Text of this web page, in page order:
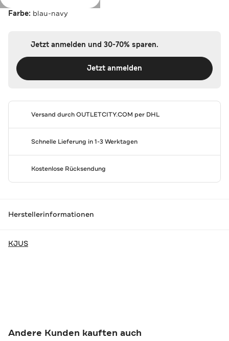
Farbe: blau-navy
Jetzt anmelden und 30-70% sparen.
Jetzt anmelden
Versand durchOUTLETCITY.COM per DHL
Schnelle Lieferung in 1-3 Werktagen
Kostenlose Rücksendung
Herstellerinformationen
KJUS
Andere Kunden kauften auch